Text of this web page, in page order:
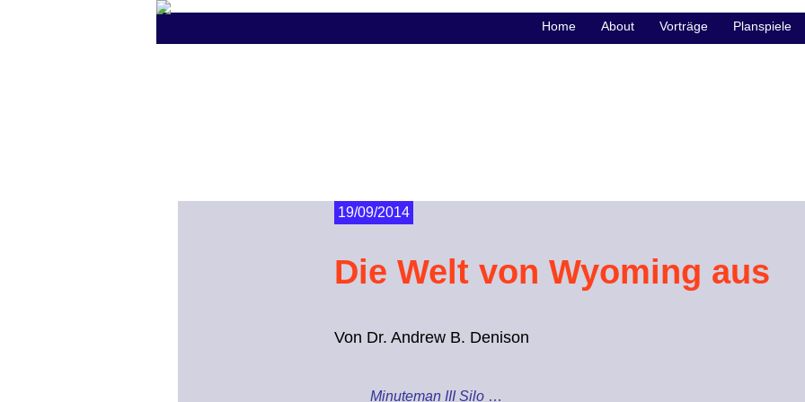
19/09/2014
Die Welt von Wyoming aus
Von Dr. Andrew B. Denison
Minuteman III Silo …
Home About Vorträge Planspiele